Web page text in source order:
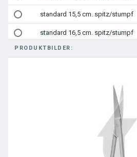
standard 15,5 cm. spitz/stumpf
standard 16,5 cm. spitz/stumpf
standard 18,5 cm. spitz/stumpf
standard 10,5 cm. stumpf/stumpf
standard 11,5 cm. stumpf/stumpf
standard 13 cm. stumpf/stumpf
standard 14,5 cm. stumpf/stumpf
PRODUKTBILDER: